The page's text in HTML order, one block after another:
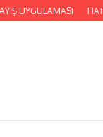
UYGULAMASI HATSU,